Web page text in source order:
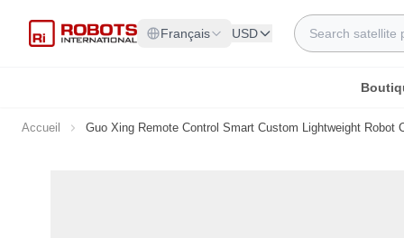
Français USD
Rechercher
Accueil Guo Xing Remote Control Smart Custom Lightweight Robot